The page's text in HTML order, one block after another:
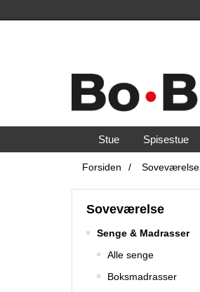
Stue Spisestue
Forsiden / Soveværelse
Soveværelse
Senge & Madrasser
Alle senge
Boksmadrasser